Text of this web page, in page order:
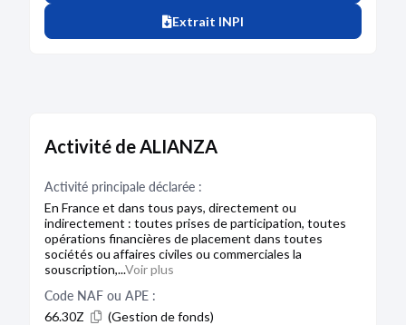
Extrait INPI
Activité de ALIANZA
Activité principale déclarée :
En France et dans tous pays, directement ou
indirectement : toutes prises de participation, toutes
opérations financières de placement dans toutes
sociétés ou affaires civiles ou commerciales la
souscription,...Voir plus
Code NAF ou APE :
66.30Z
(Gestion de fonds)